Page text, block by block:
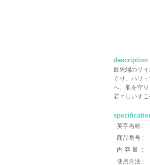
description
最先端のサ
ぐり、ハリ
へ。肌を守
若々しいすこ
英字名称 :
商品番号 :
内容量 :
使用方法 :